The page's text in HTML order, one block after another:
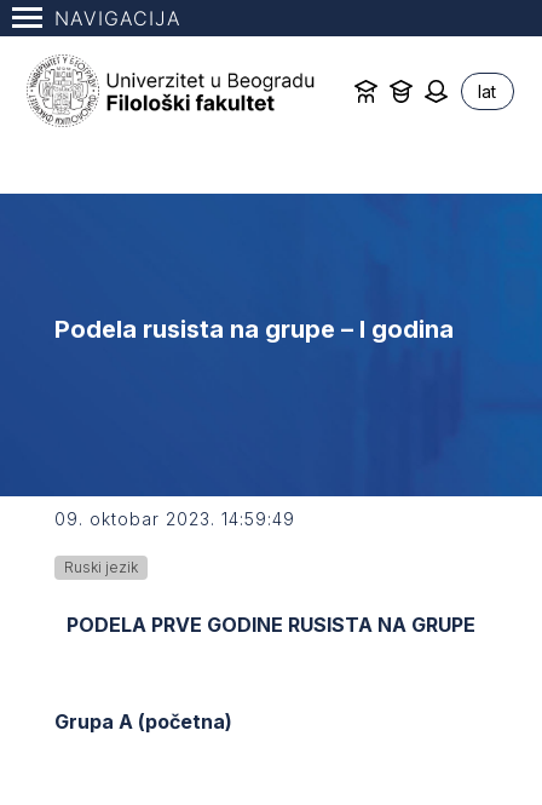
NAVIGACIJA
lat
Podela rusista na grupe – I godina
09. oktobar 2023. 14:59:49
Ruski jezik
PODELA PRVE GODINE RUSISTA NA GRUPE
Grupa A (početna)